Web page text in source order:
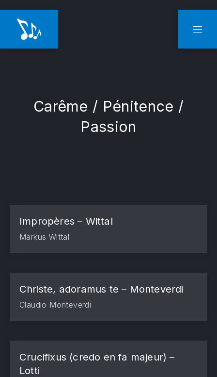
Carême / Pénitence /
Passion
Impropères – Wittal
Markus Wittal
Christe, adoramus te – Monteverdi
Claudio Monteverdi
Crucifixus (credo en fa majeur) –
Lotti